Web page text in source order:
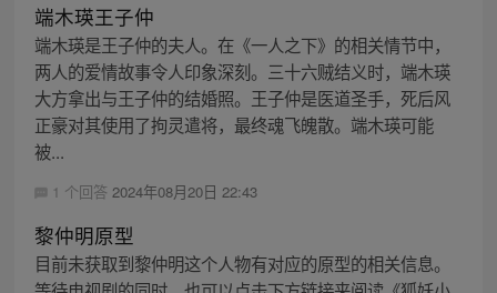
端木瑛王子仲
端木瑛是王子仲的夫人。在《一人之下》的相关情节中，
两人的爱情故事令人印象深刻。三十六贼结义时，端木瑛
大方拿出与王子仲的结婚照。王子仲是医道圣手，死后风
正豪对其使用了拘灵遣将，最终魂飞魄散。端木瑛可能
被...
1 个回答 2024年08月20日 22:43
黎仲明原型
目前未获取到黎仲明这个人物有对应的原型的相关信息。